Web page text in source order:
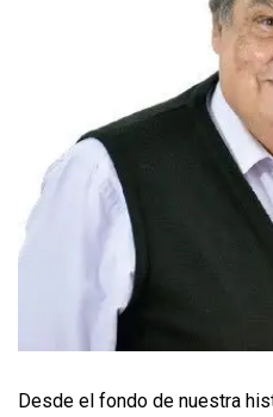
Desde el fondo de nuestra